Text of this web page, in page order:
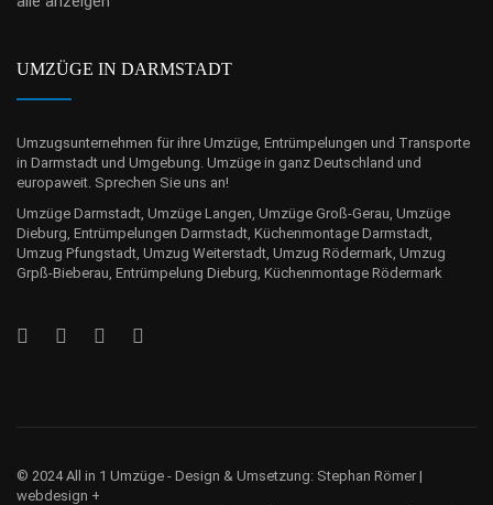
UMZÜGE IN DARMSTADT
Umzugsunternehmen für ihre Umzüge, Entrümpelungen und Transporte
in Darmstadt und Umgebung. Umzüge in ganz Deutschland und
europaweit. Sprechen Sie uns an!
Umzüge Darmstadt, Umzüge Langen, Umzüge Groß-Gerau, Umzüge
Dieburg, Entrümpelungen Darmstadt, Küchenmontage Darmstadt,
Umzug Pfungstadt, Umzug Weiterstadt, Umzug Rödermark, Umzug
Grpß-Bieberau, Entrümpelung Dieburg, Küchenmontage Rödermark
© 2024 All in 1 Umzüge - Design & Umsetzung: Stephan Römer |
webdesign +